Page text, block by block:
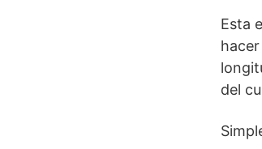
Esta
del